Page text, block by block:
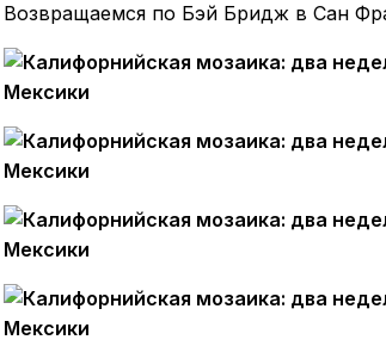
Возвращаемся по Бэй Бридж в Сан